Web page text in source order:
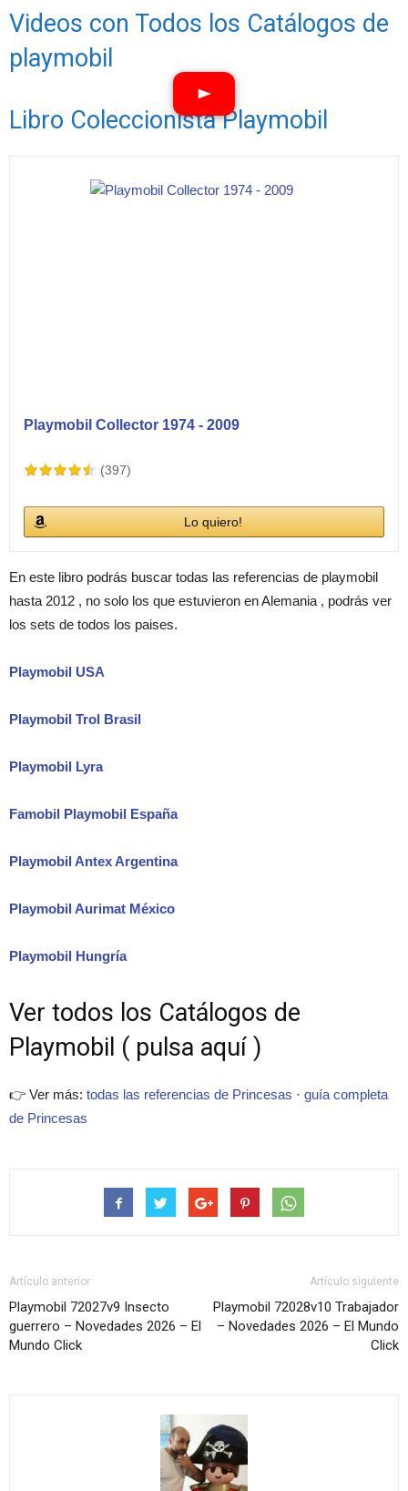
Videos con Todos los Catálogos de
playmobil
Libro Coleccionista Playmobil
Playmobil Collector 1974 - 2009
(397)
Lo quiero!
En este libro podrás buscar todas las referencias de playmobil
hasta 2012 , no solo los que estuvieron en Alemania , podrás ver
los sets de todos los paises.
Playmobil USA
Playmobil Trol Brasil
Playmobil Lyra
Famobil Playmobil España
Playmobil Antex Argentina
Playmobil Aurimat México
Playmobil Hungría
Ver todos los Catálogos de
Playmobil ( pulsa aquí )
👉 Ver más: todas las referencias de Princesas · guía completa
de Princesas
Artículo anterior
Playmobil 72027v9 Insecto
guerrero – Novedades 2026 – El
Mundo Click
Artículo siguiente
Playmobil 72028v10 Trabajador
– Novedades 2026 – El Mundo
Click